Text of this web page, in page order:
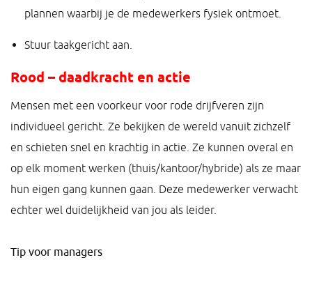
plannen waarbij je de medewerkers fysiek ontmoet.
Stuur taakgericht aan.
Rood – daadkracht en actie
Mensen met een voorkeur voor rode drijfveren zijn
individueel gericht. Ze bekijken de wereld vanuit zichzelf
en schieten snel en krachtig in actie. Ze kunnen overal en
op elk moment werken (thuis/kantoor/hybride) als ze maar
hun eigen gang kunnen gaan. Deze medewerker verwacht
echter wel duidelijkheid van jou als leider.
Tip voor managers